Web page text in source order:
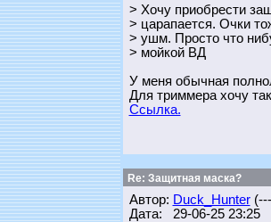
> Хочу приобрести
> царапается. Очки
> ушм. Просто что
> мойкой ВД
У меня обычная
Для триммера хочу
Ссылка.
Re: Защитная маска?
Автор: Duck_Hunter(---
Дата: 29-06-25 23:25